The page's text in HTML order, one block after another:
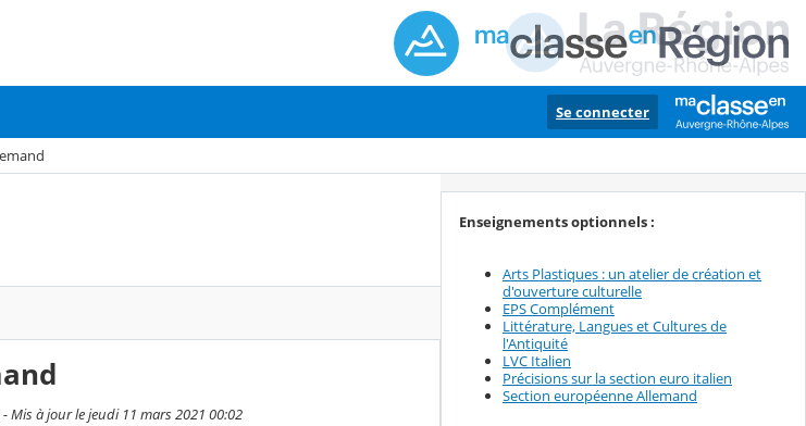
Se connecter
Mis à jour le jeudi 11 mars 2021 00:02
Enseignements optionnels :
Arts Plastiques : un atelier de création et
d'ouverture culturelle
EPS Complément
Littérature, Langues et Cultures de
l'Antiquité
LVC Italien
Précisions sur la section euro italien
Section européenne Allemand